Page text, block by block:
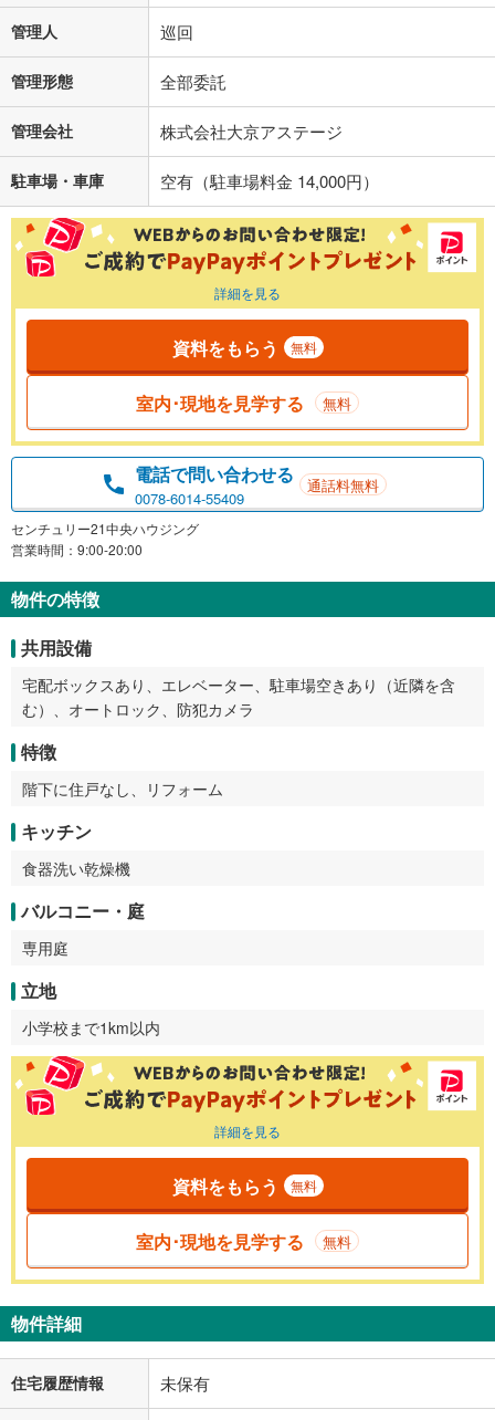
管理人 巡回
管理形態 全部委託
管理会社 株式会社大京アステージ
駐車場・車庫 空有（駐車場料金 14,000円）
詳細を見る
資料をもらう 無料
室内･現地を見学する 無料
電話で問い合わせる
0078-6014-55409
通話料無料
センチュリー21中央ハウジング
営業時間：9:00-20:00
物件の特徴
共用設備
宅配ボックスあり、エレベーター、駐車場空きあり（近隣を含
む）、オートロック、防犯カメラ
特徴
階下に住戸なし、リフォーム
キッチン
食器洗い乾燥機
バルコニー・庭
専用庭
立地
小学校まで1km以内
詳細を見る
資料をもらう 無料
室内･現地を見学する 無料
物件詳細
住宅履歴情報 未保有